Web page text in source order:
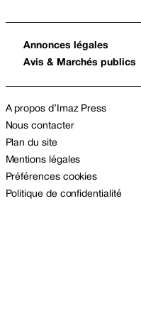
Annonces légales
Avis & Marchés publics
A propos d’Imaz Press
Nous contacter
Plan du site
Mentions légales
Préférences cookies
Politique de confidentialité